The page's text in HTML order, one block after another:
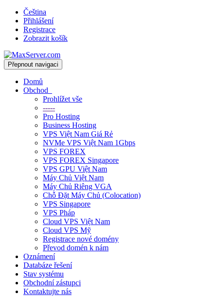
Čeština
Přihlášení
Registrace
Zobrazit košík
Přepnout navigaci
Domů
Obchod
Prohlížet vše
-----
Pro Hosting
Business Hosting
VPS Việt Nam Giá Rẻ
NVMe VPS Việt Nam 1Gbps
VPS FOREX
VPS FOREX Singapore
VPS GPU Việt Nam
Máy Chủ Việt Nam
Máy Chủ Riêng VGA
Chỗ Đặt Máy Chủ (Colocation)
VPS Singapore
VPS Pháp
Cloud VPS Việt Nam
Cloud VPS Mỹ
Registrace nové domény
Převod domén k nám
Oznámení
Databáze řešení
Stav systému
Obchodní zástupci
Kontaktujte nás